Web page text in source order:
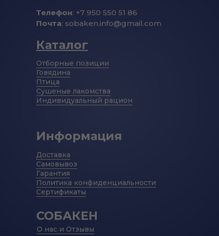
О нас и Отзывы
Каталог
Отборные позиции
Говядина
Птица
Сушеные лакомства
Индивидуальный рацион
Информация
Доставка
Самовывоз
Гарантия
Политика конфиденциальности
Сертификаты
СОБАКЕН
Телефон: +7 950 550 51 86
Почта: sobaken.info@gmail.com